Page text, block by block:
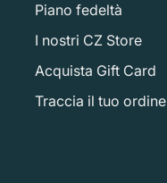
Piano fedeltà
I nostri CZ Store
Acquista Gift Card
Traccia il tuo ordine